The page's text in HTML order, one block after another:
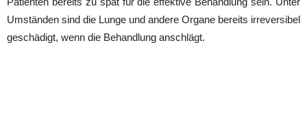
Umständen sind die Lunge und andere Organe bereits irreversibel
geschädigt, wenn die Behandlung anschlägt.